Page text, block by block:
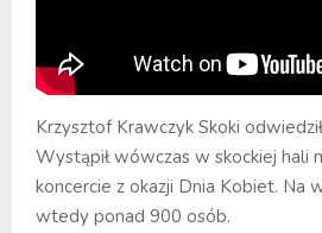
Krzysztof Krawczyk Skoki
Wystąpił wówczas w skockiej hali
koncercie z okazji Dnia Kobiet. Na
wtedy ponad 900 osób.